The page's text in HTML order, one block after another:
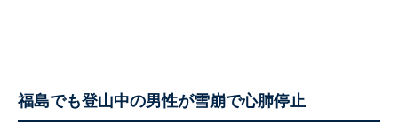
福島でも登山中の男性が雪崩で心肺停止